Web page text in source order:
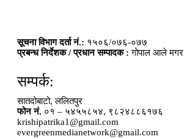
सूचना विभाग दर्ता नं.: १५०६/०७६-०७७
प्रबन्ध निर्देशक / प्रधान सम्पादक : गोपाल आले मगर
सम्पर्क:
सातदोबाटो, ललितपुर
फोन नं. ०१ – ५४५५८५४, ९८२४८८६१७६
krishipatrika1@gmail.com
evergreenmedianetwork@gmail.com